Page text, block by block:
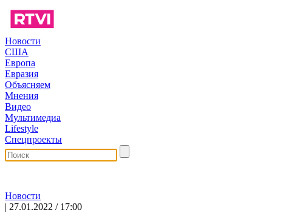
Новости
США
Европа
Евразия
Объясняем
Мнения
Видео
Мультимедиа
Lifestyle
Спецпроекты
Новости
| 27.01.2022 / 17:00